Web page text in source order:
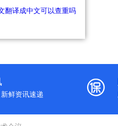
鲜资讯速递